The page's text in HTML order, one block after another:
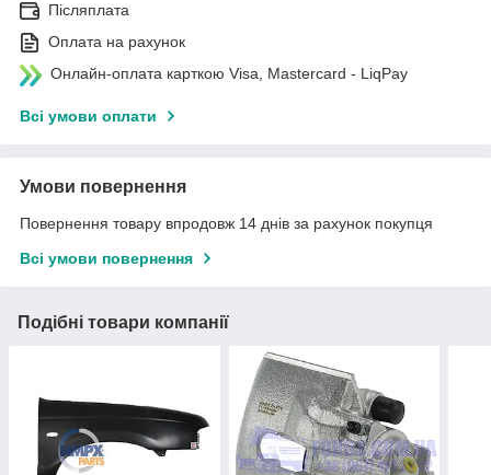
Післяплата
Оплата на рахунок
Онлайн-оплата карткою Visa, Mastercard - LiqPay
Всі умови оплати
Умови повернення
Повернення товару впродовж 14 днів за рахунок покупця
Всі умови повернення
Подібні товари компанії